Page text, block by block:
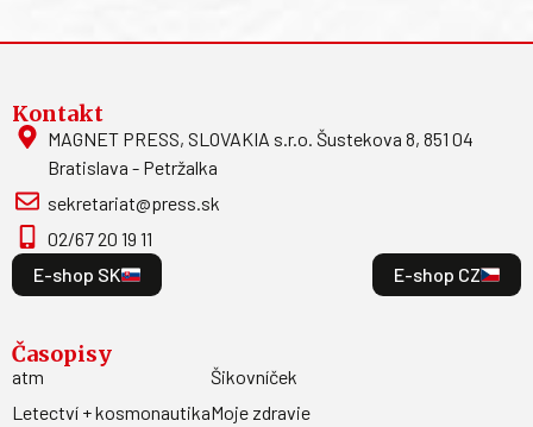
Kontakt
MAGNET PRESS, SLOVAKIA s.r.o. Šustekova 8, 851 04
Bratislava - Petržalka
sekretariat@press.sk
02/67 20 19 11
E-shop SK
E-shop CZ
Časopisy
atm
Letectví + kosmonautika
Šikovníček
Moje zdravie